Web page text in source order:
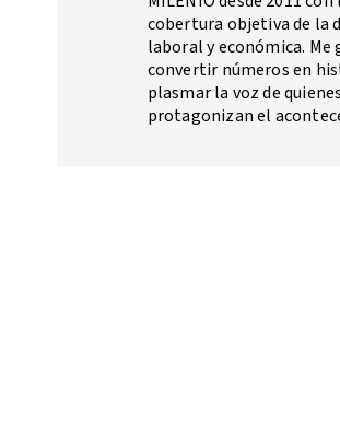
cobertura objetiva de la
laboral y económica. Me
convertir números en
plasmar la voz de quienes
protagonizan el